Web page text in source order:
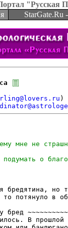
"Русская
StarGate.Ru
но
то потянуло в
В прошлой